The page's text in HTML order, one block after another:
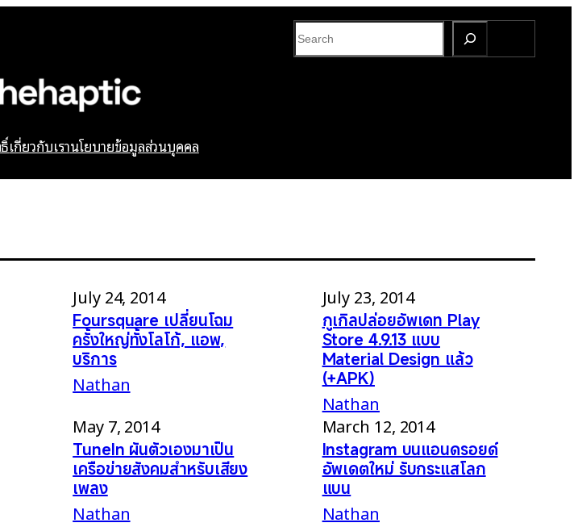
S
e
เกี่ยวกับเรานโยบายข้อมูลส่วนบุคคล
July 24, 2014
Foursquare เปลี่ยนโฉม
ครั้งใหญ่ทั้งโลโก้, แอพ,
บริการ
Nathan
July 23, 2014
กูเกิลปล่อยอัพเดท Play
Store 4.9.13 แบบ
Material Design แล้ว
(+APK)
Nathan
May 7, 2014
TuneIn ผันตัวเองมาเป็น
เครือข่ายสังคมสำหรับเสียง
เพลง
Nathan
March 12, 2014
Instagram บนแอนดรอยด์
อัพเดตใหม่ รับกระแสโลก
แบน
Nathan